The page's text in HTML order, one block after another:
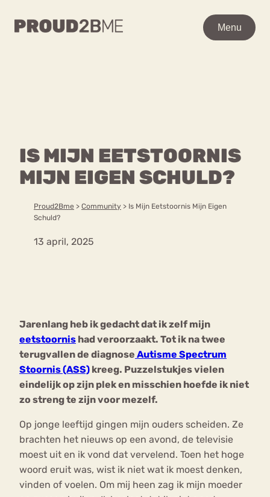
Menu
IS MIJN EETSTOORNIS
MIJN EIGEN SCHULD?
Proud2Bme > Community > Is Mijn Eetstoornis Mijn Eigen
Schuld?
13 april, 2025
Jarenlang heb ik gedacht dat ik zelf mijn
eetstoornis had veroorzaakt. Tot ik na twee
terugvallen de diagnose Autisme Spectrum
Stoornis (ASS) kreeg. Puzzelstukjes vielen
eindelijk op zijn plek en misschien hoefde ik niet
zo streng te zijn voor mezelf.
Op jonge leeftijd gingen mijn ouders scheiden. Ze
brachten het nieuws op een avond, de televisie
moest uit en ik vond dat vervelend. Toen het hoge
woord eruit was, wist ik niet wat ik moest denken,
vinden of voelen. Om mij heen zag ik mijn moeder
Menu
Content
Over ons
Forum
WAAR BEN JE NAAR OP
Over proud2bme
Contact
Vacatures
Privacyverklaring
mia
Nerv
osa
Eetstoornis Anorexia Nervosa
Eetbuien Piekeren Sport
Trauma
Orthorexia
Afvallen Angst